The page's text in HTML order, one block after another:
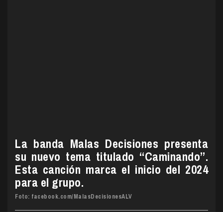
La banda Malas Decisiones presenta
su nuevo tema titulado “Caminando”.
Esta canción marca el inicio del 2024
para el grupo.
Foto: facebook.com/MalasDecisionesALV